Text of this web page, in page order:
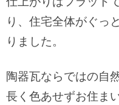
り、住宅全体がぐっ
りました。
陶器瓦ならではの自
長く色あせずお住ま